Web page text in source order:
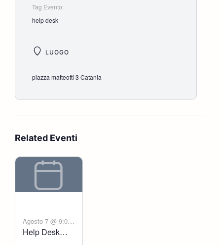
Tag Evento:
help desk
LUOGO
piazza matteotti 3 Catania
Related Eventi
Agosto 7 @ 9:00
am - 6:00 pm
Help Desk